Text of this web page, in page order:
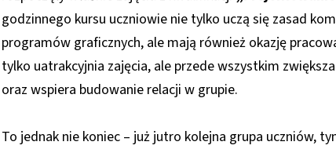
godzinnego kursu uczniowie nie tylko uczą się zasad
programów graficznych, ale mają również okazję
tylko uatrakcyjnia zajęcia, ale przede wszystkim
oraz wspiera budowanie relacji w grupie.
To jednak nie koniec – już jutro kolejna grupa uczniów,